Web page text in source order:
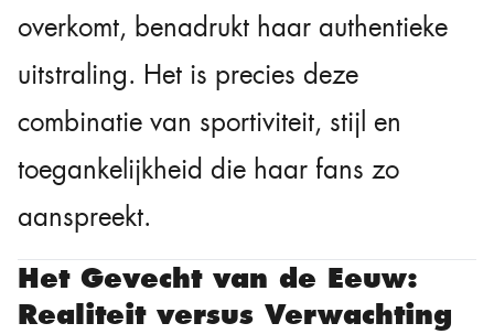
overkomt, benadrukt haar authentieke
uitstraling. Het is precies deze
combinatie van sportiviteit, stijl en
toegankelijkheid die haar fans zo
aanspreekt.
Het Gevecht van de Eeuw:
Realiteit versus Verwachting